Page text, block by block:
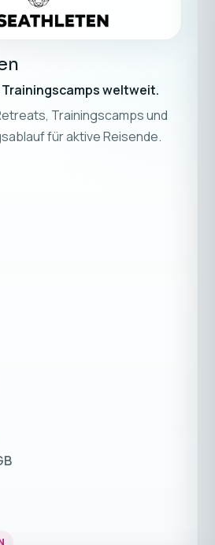
weltweit.
Trainingscamps und
für aktive Reisende.